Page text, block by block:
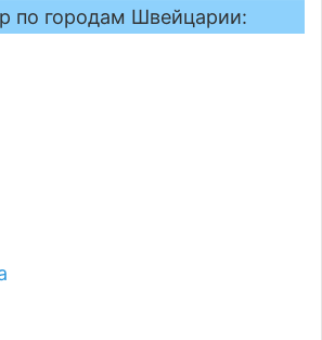
по городам Швейцарии: